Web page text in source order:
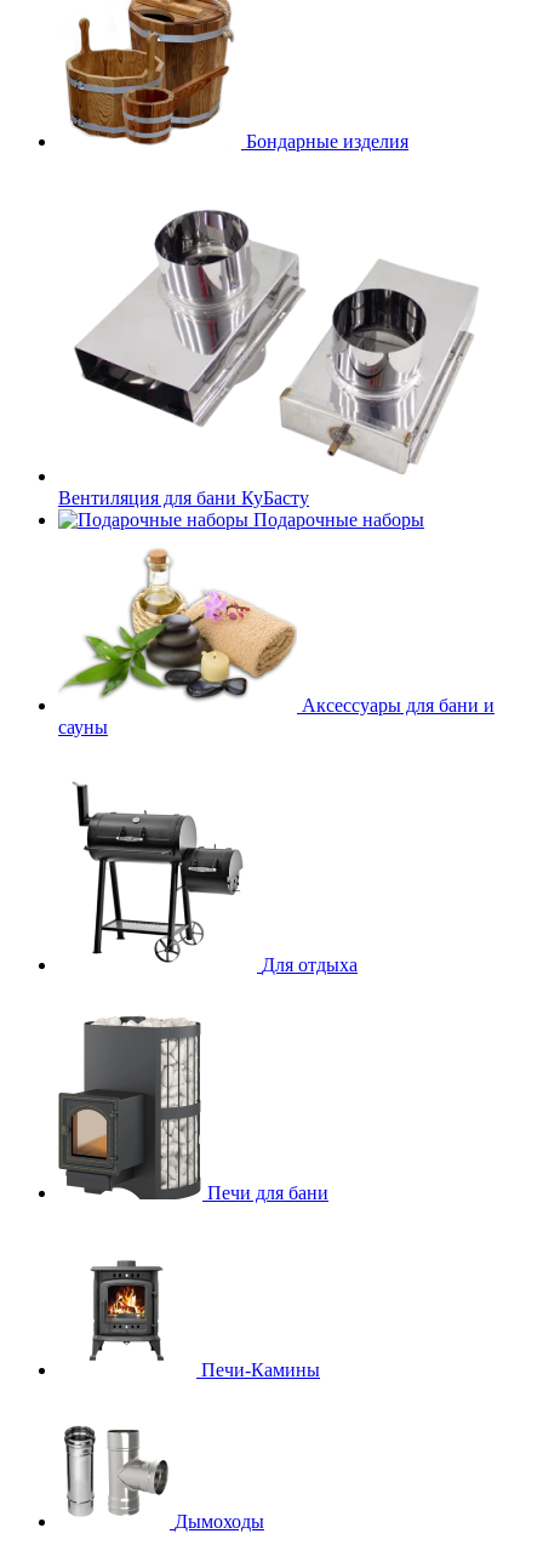
Бондарные изделия
Вентиляция для бани КуБасту
Подарочные наборы
Аксессуары для бани и
сауны
Для отдыха
Печи для бани
Печи-Камины
Дымоходы